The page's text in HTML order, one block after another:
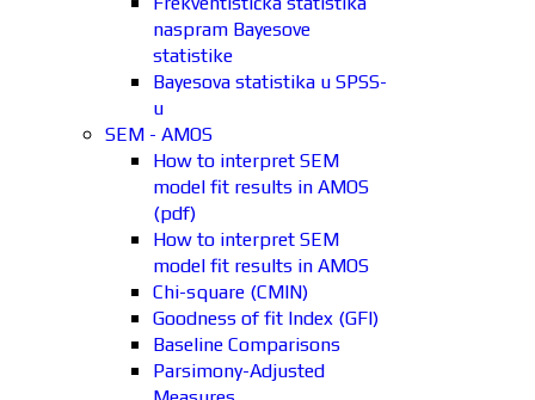
naspram Bayesove
statistike
Bayesova statistika u SPSS-
u
SEM - AMOS
How to interpret SEM
model fit results in AMOS
(pdf)
How to interpret SEM
model fit results in AMOS
Chi-square (CMIN)
Goodness of fit Index (GFI)
Baseline Comparisons
Parsimony-Adjusted